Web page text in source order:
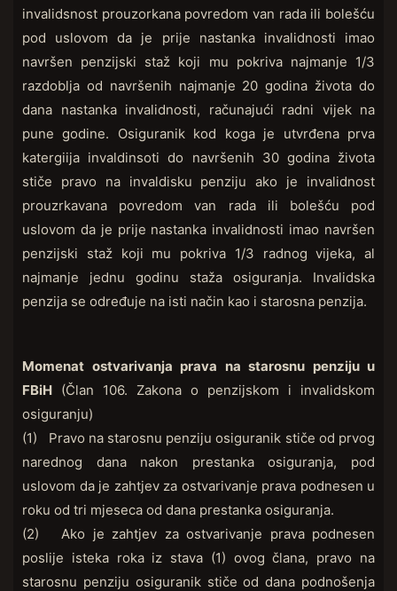
invalidsnost prouzorkana povredom van rada ili bolešću
pod uslovom da je prije nastanka invalidnosti imao
navršen penzijski staž koji mu pokriva najmanje 1/3
razdoblja od navršenih najmanje 20 godina života do
dana nastanka invalidnosti, računajući radni vijek na
pune godine. Osiguranik kod koga je utvrđena prva
katergiija invaldinsoti do navršenih 30 godina života
stiče pravo na invaldisku penziju ako je invalidnost
prouzrkavana povredom van rada ili bolešću pod
uslovom da je prije nastanka invalidnosti imao navršen
penzijski staž koji mu pokriva 1/3 radnog vijeka, al
najmanje jednu godinu staža osiguranja. Invalidska
penzija se određuje na isti način kao i starosna penzija.
Momenat ostvarivanja prava na starosnu penziju u
FBiH (Član 106. Zakona o penzijskom i invalidskom
osiguranju)
(1) Pravo na starosnu penziju osiguranik stiče od prvog
narednog dana nakon prestanka osiguranja, pod
uslovom da je zahtjev za ostvarivanje prava podnesen u
roku od tri mjeseca od dana prestanka osiguranja.
(2) Ako je zahtjev za ostvarivanje prava podnesen
poslije isteka roka iz stava (1) ovog člana, pravo na
starosnu penziju osiguranik stiče od dana podnošenja